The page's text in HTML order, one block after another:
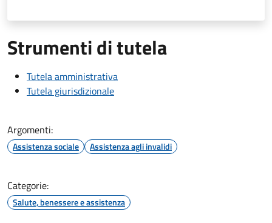
Strumenti di tutela
Tutela amministrativa
Tutela giurisdizionale
Argomenti:
Assistenza sociale Assistenza agli invalidi
Categorie:
Salute, benessere e assistenza